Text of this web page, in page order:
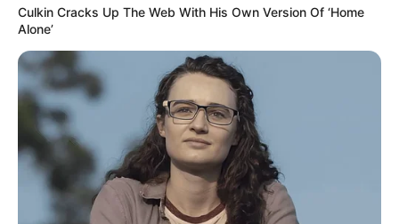
Culkin Cracks Up The Web With His Own Version Of ‘Home
Alone’